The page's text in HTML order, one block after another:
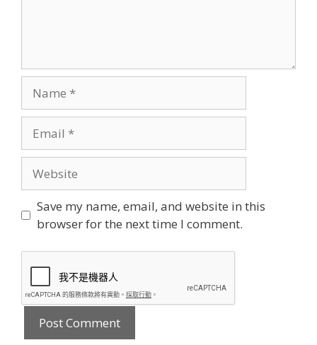
Save my name, email, and website in this
browser for the next time I comment.